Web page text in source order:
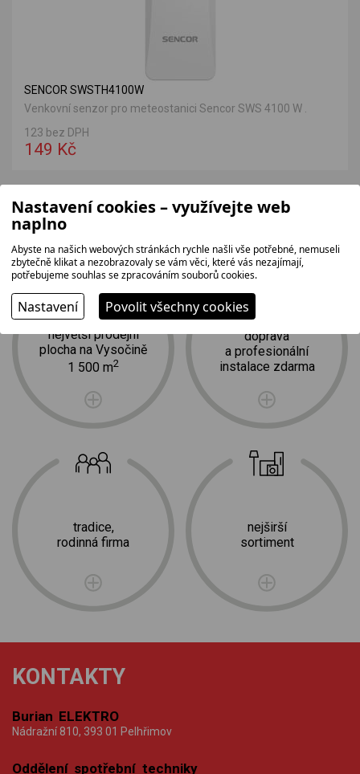
SENCOR SWSTH4100W
Venkovní senzor pro meteostanici Sencor SWS 4100 W .
123 bez DPH
149 Kč
Proč jít k nám?
největší prodejní
plocha na Vysočině
1 500 m2
tradice,
rodinná firma
doprava
a profesionální
instalace zdarma
nejširší
sortiment
KONTAKTY
Burian ELEKTRO
Nádražní 810, 393 01 Pelhřimov
Oddělení spotřební techniky
Nastavení cookies – využívejte web
naplno
Abyste na našich webových stránkách rychle našli vše potřebné, nemuseli
zbytečně klikat a nezobrazovaly se vám věci, které vás nezajímají,
potřebujeme souhlas se zpracováním souborů cookies.
Nastavení Povolit všechny cookies